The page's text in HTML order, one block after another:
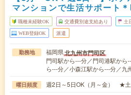
マンションで生活サポート
職種未経験OK 交通費別途支給あり 土
WEB登録OK 派遣
勤務地 福岡県北九州市門司区
門司駅から---分／門司港駅から
ら---分／小森江駅から---分／九
曜日頻度 週2日～5日OK（月～金） ★土